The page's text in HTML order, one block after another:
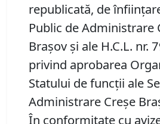
republicată, de
Public de Administrare
Brașov și ale H.C.L. nr.
privind aprobarea
Statului de funcții ale
Administrare Creșe
În conformitate cu